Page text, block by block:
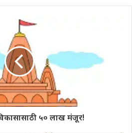
विकासासाठी ५० लाख मंजूर!